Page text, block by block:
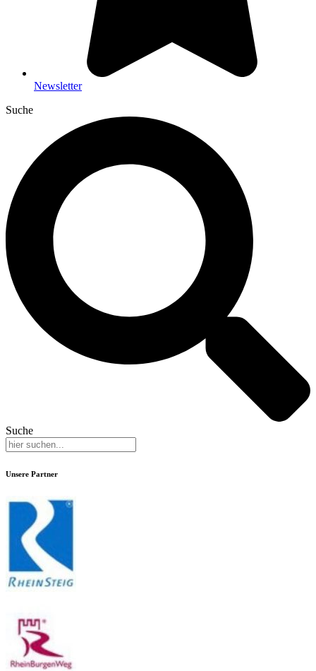
Newsletter
Suche
Suche
Unsere Partner